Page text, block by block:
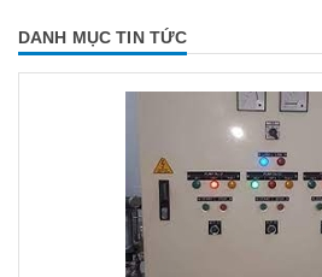
DANH MỤC TIN TỨC